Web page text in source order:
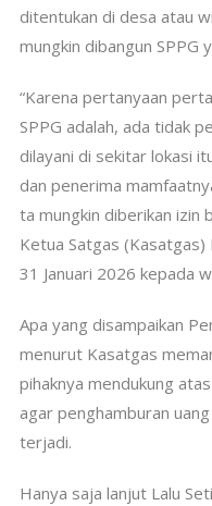
ditentukan di desa atau
mungkin dibangun
“Karena pertanyaan
SPPG adalah, ada tidak
dilayani di sekitar lokasi
dan penerima
ta mungkin diberikan izin
Ketua Satgas (Kasatgas)
31 Januari 2026 kepada
Apa yang disampaikan
menurut Kasatgas
pihaknya mendukung
agar penghamburan
terjadi.
Hanya saja lanjut Lalu